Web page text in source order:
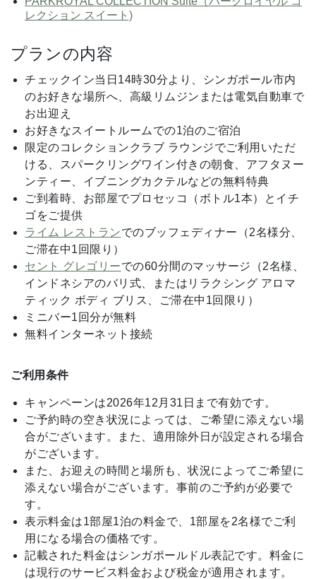
レクション スイート)
プランの内容
チェックイン当日14時30分より、シンガポール市内
のお好きな場所へ、高級リムジンまたは電気自動車で
お出迎え
お好きなスイートルームでの1泊のご宿泊
限定のコレクションクラブ ラウンジでご利用いただ
ける、スパークリングワイン付きの朝食、アフタヌー
ンティー、イブニングカクテルなどの無料特典
ご到着時、お部屋でプロセッコ（ボトル1本）とイチ
ゴをご提供
ライム レストランでのブッフェディナー（2名様分、
ご滞在中1回限り）
セント グレゴリーでの60分間のマッサージ（2名様、
インドネシアのバリ式、またはリラクシング アロマ
ティック ボディ ブリス、ご滞在中1回限り）
ミニバー1回分が無料
無料インターネット接続
ご利用条件
キャンペーンは2026年12月31日まで有効です。
ご予約時の空き状況によっては、ご希望に添えない場
合がございます。また、適用除外日が設定される場合
がございます。
また、お迎えの時間と場所も、状況によってご希望に
添えない場合がございます。事前のご予約が必要で
す。
表示料金は1部屋1泊の料金で、1部屋を2名様でご利
用になる場合の価格です。
記載された料金はシンガポールドル表記です。料金に
は現行のサービス料金および税金が適用されます。